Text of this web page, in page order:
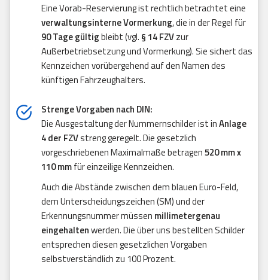
Eine Vorab-Reservierung ist rechtlich betrachtet eine
verwaltungsinterne Vormerkung, die in der Regel für
90 Tage gültigbleibt (vgl. § 14 FZVzur
Außerbetriebsetzung und Vormerkung). Sie sichert das
Kennzeichen vorübergehend auf den Namen des
künftigen Fahrzeughalters.
Strenge Vorgaben nach DIN:
Die Ausgestaltung der Nummernschilder ist inAnlage
4 der FZVstreng geregelt. Die gesetzlich
vorgeschriebenen Maximalmaße betragen520 mm x
110 mmfür einzeilige Kennzeichen.
Auch die Abstände zwischen dem blauen Euro-Feld,
dem Unterscheidungszeichen (SM) und der
Erkennungsnummer müssen millimetergenau
eingehaltenwerden. Die über uns bestellten Schilder
entsprechen diesen gesetzlichen Vorgaben
selbstverständlich zu 100 Prozent.